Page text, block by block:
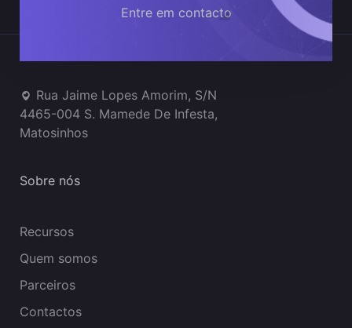
Entre em contacto
Rua Jaime Lopes Amorim, S/N
4465-004 S. Mamede De Infesta,
Matosinhos
Sobre nós
Recursos
Quem somos
Parceiros
Contactos